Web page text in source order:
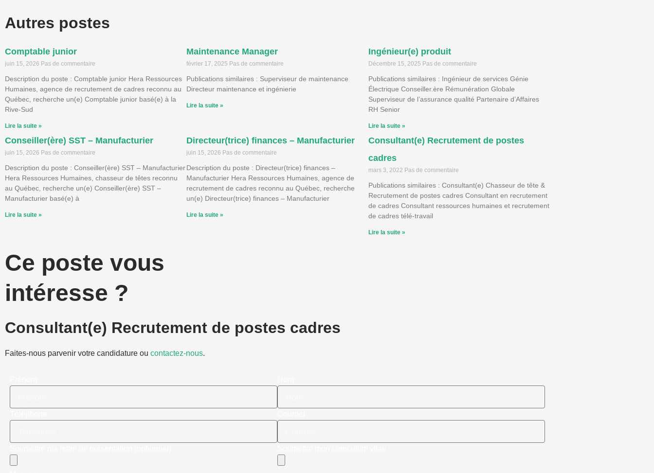
Autres postes
Comptable junior
juin 15, 2026 Pas de commentaire
Description du poste : Comptable junior Hera Ressources
Humaines, agence de recrutement de cadres reconnu au
Québec, recherche un(e) Comptable junior basé(e) à la
Rive-Sud
Lire la suite »
Maintenance Manager
février 17, 2025 Pas de commentaire
Publications similaires : Superviseur de maintenance
Directeur maintenance et ingénierie
Lire la suite »
Ingénieur(e) produit
Décembre 15, 2025 Pas de commentaire
Publications similaires : Ingénieur de services Génie
Électrique Conseiller.ère Rémunération Globale
Superviseur de l’assurance qualité Partenaire d’Affaires
RH Senior
Lire la suite »
Conseiller(ère) SST – Manufacturier
juin 15, 2026 Pas de commentaire
Description du poste : Conseiller(ère) SST – Manufacturier
Hera Ressources Humaines, chasseur de têtes reconnu
au Québec, recherche un(e) Conseiller(ère) SST –
Manufacturier basé(e) à
Lire la suite »
Directeur(trice) finances – Manufacturier
juin 15, 2026 Pas de commentaire
Description du poste : Directeur(trice) finances –
Manufacturier Hera Ressources Humaines, agence de
recrutement de cadres reconnu au Québec, recherche
un(e) Directeur(trice) finances – Manufacturier
Lire la suite »
Consultant(e) Recrutement de postes
cadres
mars 3, 2022 Pas de commentaire
Publications similaires : Consultant(e) Chasseur de tête &
Recrutement de postes cadres Consultant en recrutement
de cadres Consultant ressources humaines et recrutement
de cadres télé-travail
Lire la suite »
Ce poste vous
intéresse ?
Consultant(e) Recrutement de postes cadres
Faites-nous parvenir votre candidature ou contactez-nous.